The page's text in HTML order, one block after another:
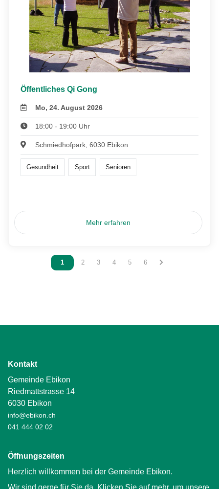
Öffentliches Qi Gong
Mo, 24. August 2026
18:00 - 19:00 Uhr
Schmiedhofpark, 6030 Ebikon
Gesundheit Sport Senioren
Mehr erfahren
Vous êtes sur la page
1 Vous êtes sur la page
2 Vous êtes sur la page
3 Vous êtes sur la page
4 Vous êtes sur la page
5 Vous êtes sur la page
6
Kontakt
Gemeinde Ebikon
Riedmattstrasse 14
6030 Ebikon
info@ebikon.ch
041 444 02 02
Öffnungszeiten
Herzlich willkommen bei der Gemeinde Ebikon.